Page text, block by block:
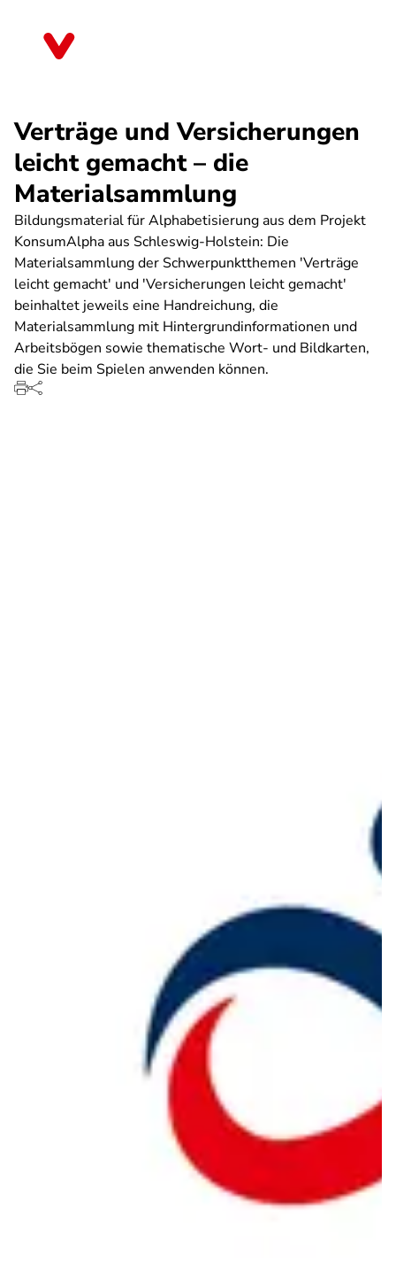
Verträge und Versicherungen
leicht gemacht – die
Materialsammlung
Bildungsmaterial für Alphabetisierung aus dem Projekt
KonsumAlpha aus Schleswig-Holstein: Die
Materialsammlung der Schwerpunktthemen 'Verträge
leicht gemacht' und 'Versicherungen leicht gemacht'
beinhaltet jeweils eine Handreichung, die
Materialsammlung mit Hintergrundinformationen und
Arbeitsbögen sowie thematische Wort- und Bildkarten,
die Sie beim Spielen anwenden können.